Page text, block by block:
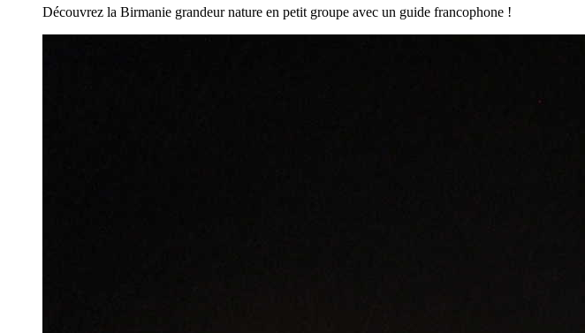
Découvrez la Birmanie grandeur nature en petit groupe avec un guide francophone !